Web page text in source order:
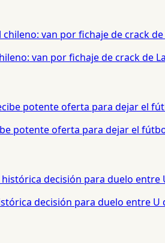
van por fichaje de crack de
potente oferta para dejar el
decisión para duelo entre U